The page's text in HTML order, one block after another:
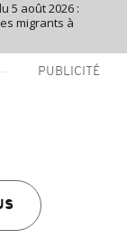
5 août 2026 :
migrants à
PUBLICITÉ